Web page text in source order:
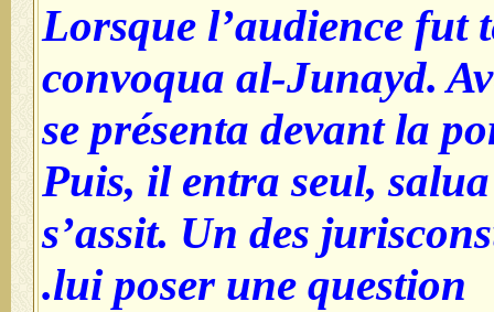
Lorsque l’audience fut
convoqua al-Junayd.
se présenta devant la
Puis, il entra seul,
s’assit. Un des
lui poser une question.